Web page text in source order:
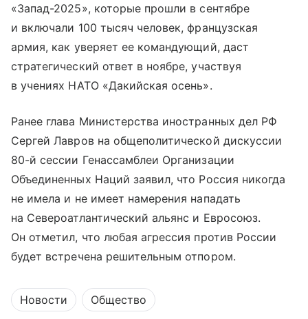
«Запад-2025», которые прошли в сентябре
и включали 100 тысяч человек, французская
армия, как уверяет ее командующий, даст
стратегический ответ в ноябре, участвуя
в учениях НАТО «Дакийская осень».
Ранее глава Министерства иностранных дел РФ
Сергей Лавров на общеполитической дискуссии
80-й сессии Генассамблеи Организации
Объединенных Наций заявил, что Россия никогда
не имела и не имеет намерения нападать
на Североатлантический альянс и Евросоюз.
Он отметил, что любая агрессия против России
будет встречена решительным отпором.
Новости Общество